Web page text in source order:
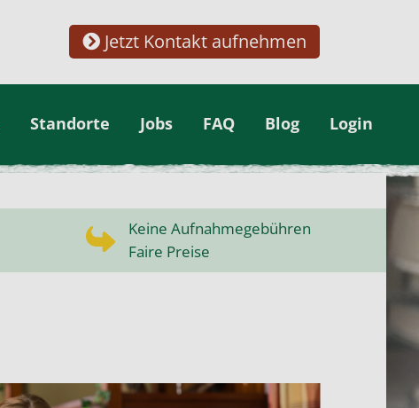
Jetzt Kontakt aufnehmen
Standorte Jobs FAQ Blog Login
Keine Aufnahmegebühren
Faire Preise